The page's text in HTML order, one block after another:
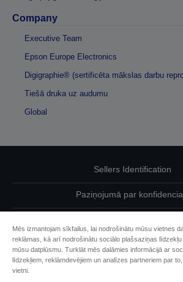
Company
Executive Team
Epson Europe Electronics
Digigraphie® (sertificēta mākslas darbu
Tiešā druka uz audumu
Global
Sellers Identification
Paziņojumā par
Sazinieties ar mums par
Mēs izmantojam sīkfailus, lai nodrošinātu mūsu vietnes
reklāmas, kā arī nodrošinātu sociālo plašsaziņas
mūsu datplūsmu. Turklāt mēs dalāmies informācijā ar
līdzekļiem, reklāmdevējiem un analīzes partneriem par
vietni.